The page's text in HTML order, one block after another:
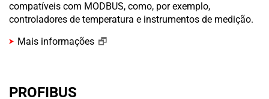
compatíveis com MODBUS, como, por exemplo,
controladores de temperatura e instrumentos de medição.
Mais informações
PROFIBUS